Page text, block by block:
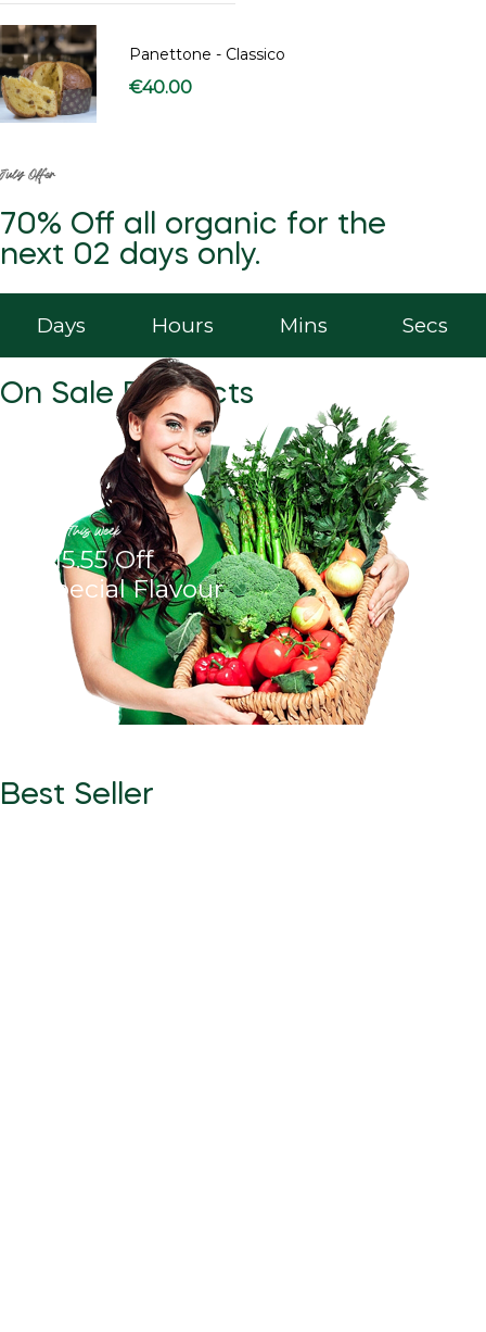
Panettone - Classico
€40.00
July Offer
70% Off all organic for the
next 02 days only.
Days Hours Mins Secs
On Sale Products
Only This Week
$15.55 Off
Special Flavour
Best Seller